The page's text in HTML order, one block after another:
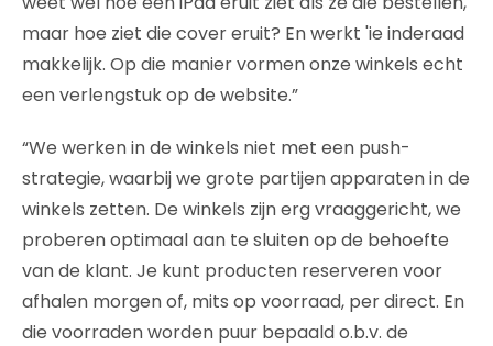
maar hoe ziet die cover eruit? En werkt 'ie inderaad
makkelijk. Op die manier vormen onze winkels echt
een verlengstuk op de website.”
“We werken in de winkels niet met een push-
strategie, waarbij we grote partijen apparaten in de
winkels zetten. De winkels zijn erg vraaggericht, we
proberen optimaal aan te sluiten op de behoefte
van de klant. Je kunt producten reserveren voor
afhalen morgen of, mits op voorraad, per direct. En
die voorraden worden puur bepaald o.b.v. de